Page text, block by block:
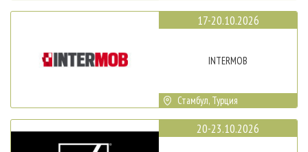
17-20.10.2026
INTERMOB
Стамбул, Турция
20-23.10.2026